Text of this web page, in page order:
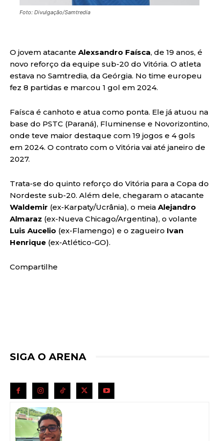
Foto: Divulgação/Samtredia
O jovem atacante Alexsandro Faísca, de 19 anos, é
novo reforço da equipe sub-20 do Vitória. O atleta
estava no Samtredia, da Geórgia. No time europeu
fez 8 partidas e marcou 1 gol em 2024.
Faísca é canhoto e atua como ponta. Ele já atuou na
base do PSTC (Paraná), Fluminense e Novorizontino,
onde teve maior destaque com 19 jogos e 4 gols
em 2024. O contrato com o Vitória vai até janeiro de
2027.
Trata-se do quinto reforço do Vitória para a Copa do
Nordeste sub-20. Além dele, chegaram o atacante
Waldemir (ex-Karpaty/Ucrânia), o meia Alejandro
Almaraz (ex-Nueva Chicago/Argentina), o volante
Luis Aucelio (ex-Flamengo) e o zagueiro Ivan
Henrique (ex-Atlético-GO).
Compartilhe
SIGA O ARENA